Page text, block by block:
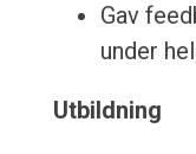
Gav
under
Utbildning